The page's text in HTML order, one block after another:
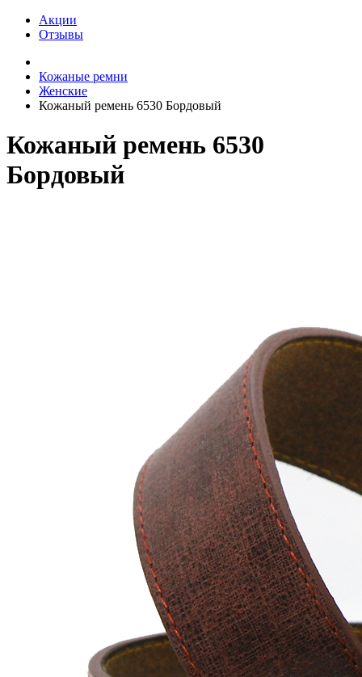
Акции
Отзывы
Кожаные ремни
Женские
Кожаный ремень 6530 Бордовый
Кожаный ремень 6530
Бордовый